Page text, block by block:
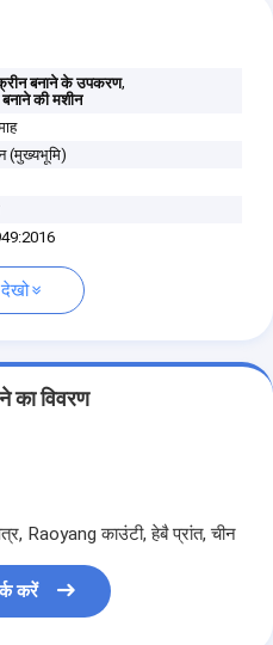
बनाने के उपकरण,
बनाने की मशीन
(मुख्यभूमि)
का विवरण
Raoyang काउंटी, हेबै प्रांत, चीन
करें